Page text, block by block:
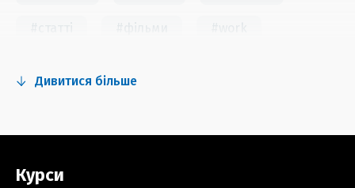
#grammar #writing #вправи
#пісні
Дивитися більше
Курси